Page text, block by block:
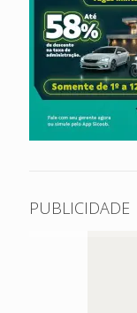
PUBLICIDADE